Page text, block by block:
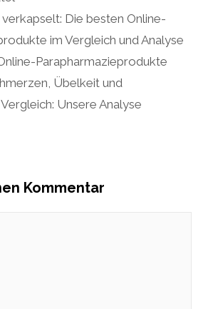
Die besten Online-
im Vergleich und Analyse
Parapharmazieprodukte
Übelkeit und
Unsere Analyse
Kommentar